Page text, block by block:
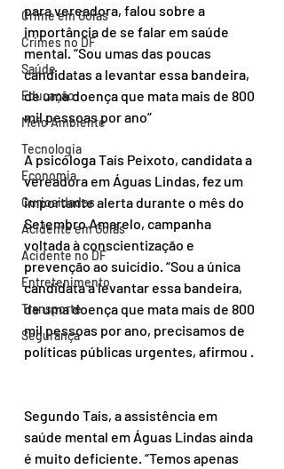
Crime em Goiás
Crimes no DF
Saúde
Educação
Meio Ambiente
Tecnologia
Economia
Curiosidades
Acidente em Goiás
Acidente no DF
Entretenimento
Transporte
Segurança
para vereadora, falou sobre a
importância de se falar em saúde
mental. “Sou umas das poucas
candidatas a levantar essa bandeira,
de uma doença que mata mais de 800
mil pessoas por ano”
A psicóloga Taís Peixoto, candidata a
vereadora em Águas Lindas, fez um
importante alerta durante o mês do
Setembro Amarelo, campanha
voltada à conscientização e
prevenção ao suicídio. “Sou a única
candidata a levantar essa bandeira,
de uma doença que mata mais de 800
mil pessoas por ano, precisamos de
políticas públicas urgentes, afirmou .
Segundo Taís, a assistência em
saúde mental em Águas Lindas ainda
é muito deficiente. “Temos apenas